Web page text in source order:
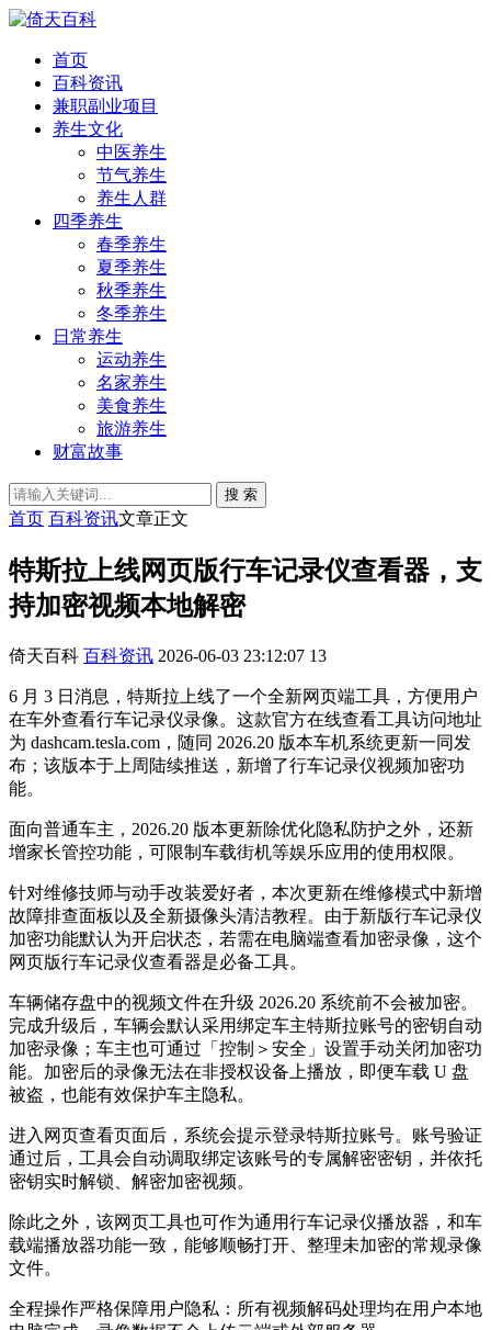
首页
百科资讯
兼职副业项目
养生文化
中医养生
节气养生
养生人群
四季养生
春季养生
夏季养生
秋季养生
冬季养生
日常养生
运动养生
名家养生
美食养生
旅游养生
财富故事
搜 索
首页 百科资讯文章正文
特斯拉上线网页版行车记录仪查看器，支
持加密视频本地解密
倚天百科 百科资讯 2026-06-03 23:12:07 13
6 月 3 日消息，特斯拉上线了一个全新网页端工具，方便用户
在车外查看行车记录仪录像。这款官方在线查看工具访问地址
为 dashcam.tesla.com，随同 2026.20 版本车机系统更新一同发
布；该版本于上周陆续推送，新增了行车记录仪视频加密功
能。
面向普通车主，2026.20 版本更新除优化隐私防护之外，还新
增家长管控功能，可限制车载街机等娱乐应用的使用权限。
针对维修技师与动手改装爱好者，本次更新在维修模式中新增
故障排查面板以及全新摄像头清洁教程。由于新版行车记录仪
加密功能默认为开启状态，若需在电脑端查看加密录像，这个
网页版行车记录仪查看器是必备工具。
车辆储存盘中的视频文件在升级 2026.20 系统前不会被加密。
完成升级后，车辆会默认采用绑定车主特斯拉账号的密钥自动
加密录像；车主也可通过「控制＞安全」设置手动关闭加密功
能。加密后的录像无法在非授权设备上播放，即便车载 U 盘
被盗，也能有效保护车主隐私。
进入网页查看页面后，系统会提示登录特斯拉账号。账号验证
通过后，工具会自动调取绑定该账号的专属解密密钥，并依托
密钥实时解锁、解密加密视频。
除此之外，该网页工具也可作为通用行车记录仪播放器，和车
载端播放器功能一致，能够顺畅打开、整理未加密的常规录像
文件。
全程操作严格保障用户隐私：所有视频解码处理均在用户本地